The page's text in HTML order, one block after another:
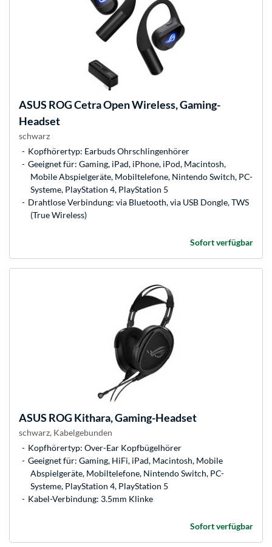
ASUS ROG Cetra Open Wireless, Gaming-
Headset
schwarz
Kopfhörertyp: Earbuds Ohrschlingenhörer
Geeignet für: Gaming, iPad, iPhone, iPod, Macintosh,
Mobile Abspielgeräte, Mobiltelefone, Nintendo Switch, PC-
Systeme, PlayStation 4, PlayStation 5
Drahtlose Verbindung: via Bluetooth, via USB Dongle, TWS
(True Wireless)
Sofort verfügbar
ASUS ROG Kithara, Gaming-Headset
schwarz, Kabelgebunden
Kopfhörertyp: Over-Ear Kopfbügelhörer
Geeignet für: Gaming, HiFi, iPad, Macintosh, Mobile
Abspielgeräte, Mobiltelefone, Nintendo Switch, PC-
Systeme, PlayStation 4, PlayStation 5
Kabel-Verbindung: 3.5mm Klinke
Sofort verfügbar